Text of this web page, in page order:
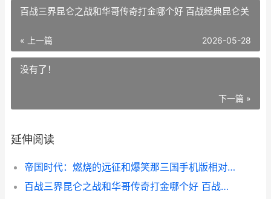
百战三界昆仑之战和华哥传奇打金哪个好 百战经典昆仑关
« 上一篇 2026-05-28
没有了！
下一篇 »
延伸阅读
帝国时代：燃烧的远征和爆笑那三国手机版相对 帝国时代燃烧的远征官方正版下载
百战三界昆仑之战和华哥传奇打金哪个好 百战经典昆仑关